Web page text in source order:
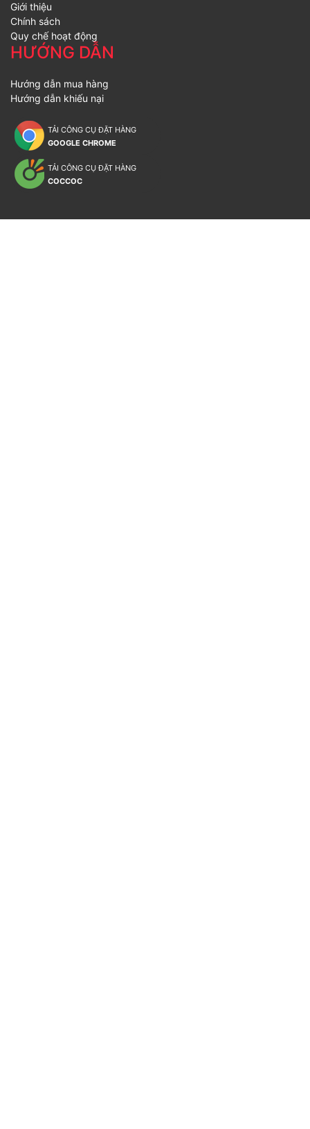
Giới thiệu
Chính sách
Quy chế hoạt động
HƯỚNG DẪN
Hướng dẫn mua hàng
Hướng dẫn khiếu nại
TẢI CÔNG CỤ ĐẶT HÀNG
GOOGLE CHROME
TẢI CÔNG CỤ ĐẶT HÀNG
COCCOC